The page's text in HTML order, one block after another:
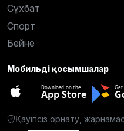
Сұхбат
Спорт
Бейне
Мобильді қосымшалар
Download on the
App Store
Қауіпсіз орнату,